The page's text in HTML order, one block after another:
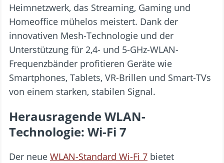
Heimnetzwerk, das Streaming, Gaming und
Homeoffice mühelos meistert. Dank der
innovativen Mesh-Technologie und der
Unterstützung für 2,4- und 5-GHz-WLAN-
Frequenzbänder profitieren Geräte wie
Smartphones, Tablets, VR-Brillen und Smart-TVs
von einem starken, stabilen Signal.
Herausragende WLAN-
Technologie: Wi-Fi 7
Der neue WLAN-Standard Wi-Fi 7 bietet